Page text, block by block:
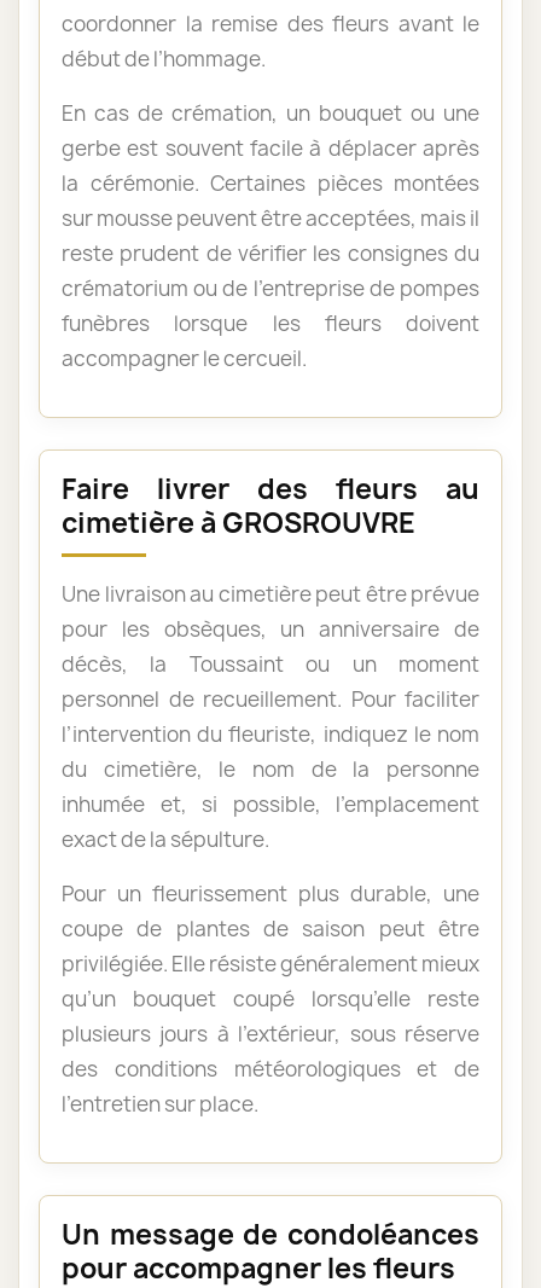
coordonner la remise des fleurs avant le
début de l’hommage.
En cas de crémation, un bouquet ou une
gerbe est souvent facile à déplacer après
la cérémonie. Certaines pièces montées
sur mousse peuvent être acceptées, mais il
reste prudent de vérifier les consignes du
crématorium ou de l’entreprise de pompes
funèbres lorsque les fleurs doivent
accompagner le cercueil.
Faire livrer des fleurs au
cimetière à GROSROUVRE
Une livraison au cimetière peut être prévue
pour les obsèques, un anniversaire de
décès, la Toussaint ou un moment
personnel de recueillement. Pour faciliter
l’intervention du fleuriste, indiquez le nom
du cimetière, le nom de la personne
inhumée et, si possible, l’emplacement
exact de la sépulture.
Pour un fleurissement plus durable, une
coupe de plantes de saison peut être
privilégiée. Elle résiste généralement mieux
qu’un bouquet coupé lorsqu’elle reste
plusieurs jours à l’extérieur, sous réserve
des conditions météorologiques et de
l’entretien sur place.
Un message de condoléances
pour accompagner les fleurs